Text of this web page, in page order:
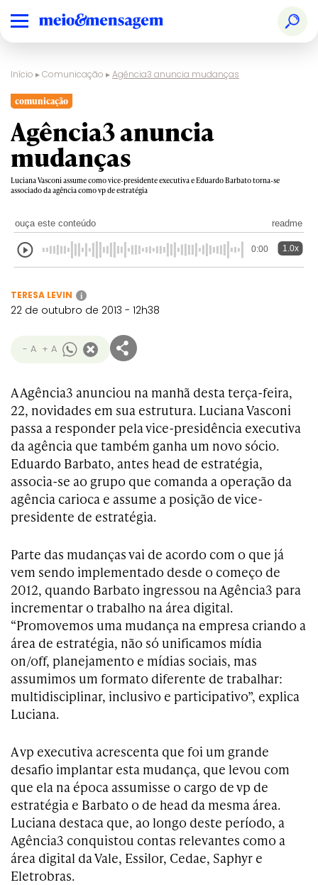
Início ▸Comunicação ▸Agência3 anuncia mudanças
comunicação
Agência3 anuncia
mudanças
Luciana Vasconi assume como vice-presidente executiva e Eduardo Barbato torna-se
associado da agência como vp de estratégia
ouça este conteúdo readme
0:00 1.0x
TERESA LEVIN i
22 de outubro de 2013 - 12h38
- A + A
A Agência3 anunciou na manhã desta terça-feira,
22, novidades em sua estrutura. Luciana Vasconi
passa a responder pela vice-presidência executiva
da agência que também ganha um novo sócio.
Eduardo Barbato, antes head de estratégia,
associa-se ao grupo que comanda a operação da
agência carioca e assume a posição de vice-
presidente de estratégia.
Parte das mudanças vai de acordo com o que já
vem sendo implementado desde o começo de
2012, quando Barbato ingressou na Agência3 para
incrementar o trabalho na área digital.
“Promovemos uma mudança na empresa criando a
área de estratégia, não só unificamos mídia
on/off, planejamento e mídias sociais, mas
assumimos um formato diferente de trabalhar:
multidisciplinar, inclusivo e participativo”, explica
Luciana.
A vp executiva acrescenta que foi um grande
desafio implantar esta mudança, que levou com
que ela na época assumisse o cargo de vp de
estratégia e Barbato o de head da mesma área.
Luciana destaca que, ao longo deste período, a
Agência3 conquistou contas relevantes como a
área digital da Vale, Essilor, Cedae, Saphyr e
Eletrobras.